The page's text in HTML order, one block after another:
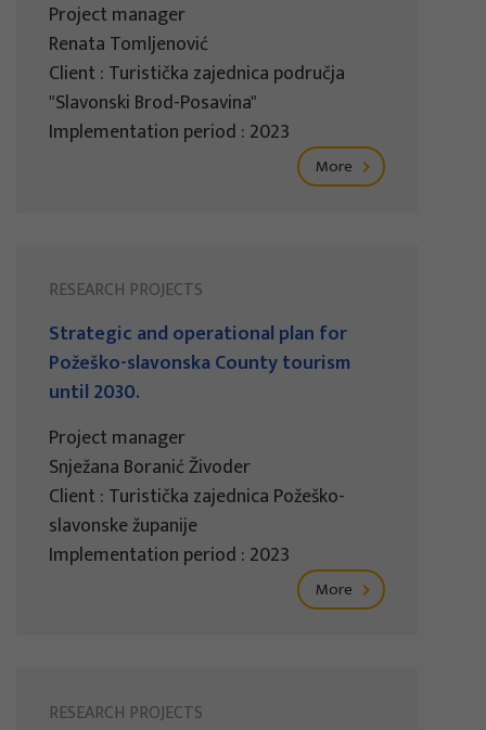
Project manager
Renata Tomljenović
Client : Turistička zajednica područja
"Slavonski Brod-Posavina"
Implementation period : 2023
More
RESEARCH PROJECTS
Strategic and operational plan for
Požeško-slavonska County tourism
until 2030.
Project manager
Snježana Boranić Živoder
Client : Turistička zajednica Požeško-
slavonske županije
Implementation period : 2023
More
RESEARCH PROJECTS